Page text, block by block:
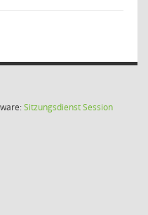
SitzungsdienstSession(Wird in